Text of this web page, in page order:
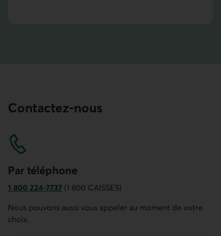
Contactez-nous
Par téléphone
1 800 224-7737 (1 800 CAISSES)
Nous pouvons aussi vous appeler au moment de votre
choix.